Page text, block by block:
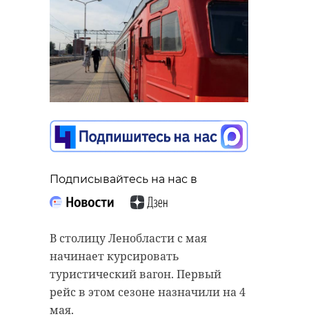
Подписывайтесь на нас в
В столицу Ленобласти с мая
начинает курсировать
туристический вагон. Первый
рейс в этом сезоне назначили на 4
мая.